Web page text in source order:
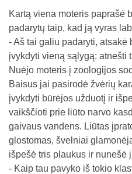
Kartą viena moteris paprašė
padarytų taip, kad ją vyras
- Aš tai galiu padaryti, atsakė
įvykdyti vieną sąlygą: atnešti
Nuėjo moteris į zoologijos
Baisus jai pasirodė žvėrių
įvykdyti būrėjos užduotį ir
vaikščioti prie liūto narvo
gaivaus vandens. Liūtas
glostomas, švelniai
išpešė tris plaukus ir nunešė
- Kaip tau pavyko iš tokio